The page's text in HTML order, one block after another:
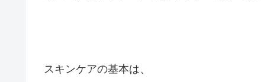
スキンケアの基本は、